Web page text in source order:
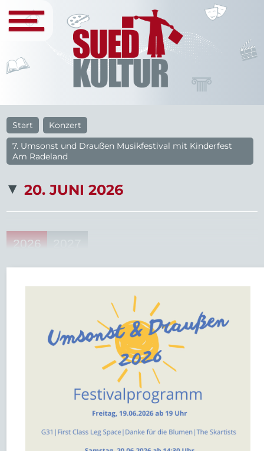
Start
Konzert
7. Umsonst und Draußen Musikfestival mit Kinderfest
Am Radeland
20. JUNI 2026
2026